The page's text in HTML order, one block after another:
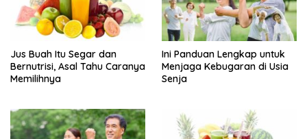
Jus Buah Itu Segar dan
Bernutrisi, Asal Tahu Caranya
Memilihnya
Ini Panduan Lengkap untuk
Menjaga Kebugaran di Usia
Senja